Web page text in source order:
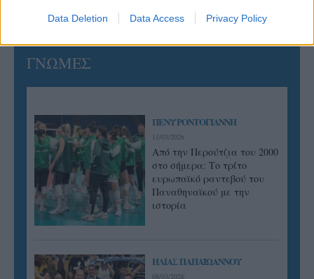
Data Deletion Data Access Privacy Policy
ΓΝΩΜΕΣ
ΠΕΝΥ ΡΟΝΤΟΓΙΑΝΝΗ
11/03/2026
Από την Περούτζια του 2000
στο σήμερα: Tο τρίτο
ευρωπαϊκό ραντεβού του
Παναθηναϊκού με την
ιστορία
ΗΛΙΑΣ ΠΑΠΑΪΩΑΝΝΟΥ
08/03/2026